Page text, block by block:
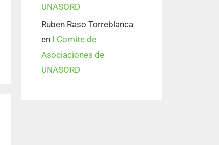
UNASORD
Ruben Raso Torreblanca
en I Comite de
Asociaciones de
UNASORD